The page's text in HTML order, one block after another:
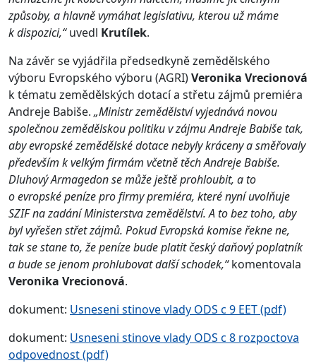
způsoby, a hlavně vymáhat legislativu, kterou už máme
k dispozici,“uvedl Krutílek.
Na závěr se vyjádřila předsedkyně zemědělského
výboru Evropského výboru (AGRI)Veronika Vrecionová
k tématu zemědělských dotací a střetu zájmů premiéra
Andreje Babiše. „Ministr zemědělství vyjednávánovou
společnou zemědělskou politiku v zájmu Andreje Babiše tak,
aby evropské zemědělské dotace nebyly kráceny a směřovaly
především k velkým firmám včetně těch Andreje Babiše.
Dluhový Armagedon se může ještě prohloubit, a to
o evropské peníze pro firmy premiéra, které nyní uvolňuje
SZIF na zadání Ministerstva zemědělství. A to bez toho, aby
byl vyřešen střet zájmů. Pokud Evropská komise řekne ne,
tak se stane to, že peníze bude platit český daňový poplatník
a bude se jenom prohlubovat další schodek,“komentovala
Veronika Vrecionová.
dokument: Usneseni stinove vlady ODS c 9 EET (pdf)
dokument: Usneseni stinove vlady ODS c 8 rozpoctova
odpovednost (pdf)